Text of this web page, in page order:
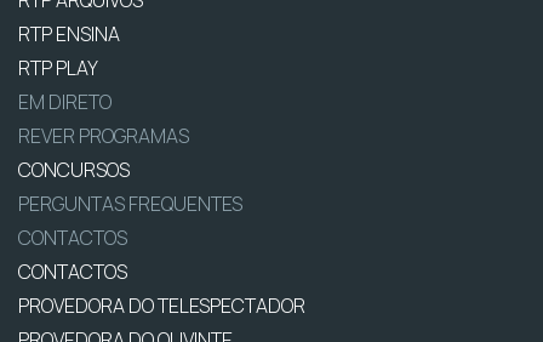
RTP ENSINA
RTP PLAY
EM DIRETO
REVER PROGRAMAS
CONCURSOS
PERGUNTAS FREQUENTES
CONTACTOS
CONTACTOS
PROVEDORA DO TELESPECTADOR